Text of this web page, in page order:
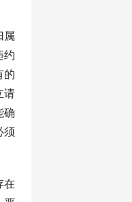
属
约
的
请
确
须
在